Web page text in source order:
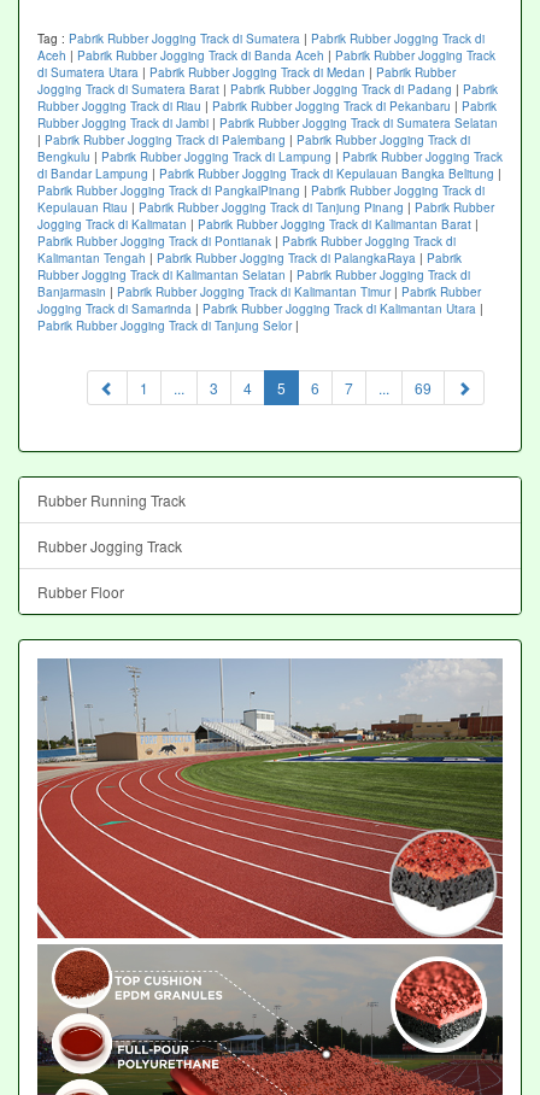
Tag : Pabrik Rubber Jogging Track di Sumatera | Pabrik Rubber Jogging Track di
Aceh | Pabrik Rubber Jogging Track di Banda Aceh | Pabrik Rubber Jogging Track
di Sumatera Utara | Pabrik Rubber Jogging Track di Medan | Pabrik Rubber
Jogging Track di Sumatera Barat | Pabrik Rubber Jogging Track di Padang | Pabrik
Rubber Jogging Track di Riau | Pabrik Rubber Jogging Track di Pekanbaru | Pabrik
Rubber Jogging Track di Jambi | Pabrik Rubber Jogging Track di Sumatera Selatan
| Pabrik Rubber Jogging Track di Palembang | Pabrik Rubber Jogging Track di
Bengkulu | Pabrik Rubber Jogging Track di Lampung | Pabrik Rubber Jogging Track
di Bandar Lampung | Pabrik Rubber Jogging Track di Kepulauan Bangka Belitung |
Pabrik Rubber Jogging Track di PangkalPinang | Pabrik Rubber Jogging Track di
Kepulauan Riau | Pabrik Rubber Jogging Track di Tanjung Pinang | Pabrik Rubber
Jogging Track di Kalimatan | Pabrik Rubber Jogging Track di Kalimantan Barat |
Pabrik Rubber Jogging Track di Pontianak | Pabrik Rubber Jogging Track di
Kalimantan Tengah | Pabrik Rubber Jogging Track di PalangkaRaya | Pabrik
Rubber Jogging Track di Kalimantan Selatan | Pabrik Rubber Jogging Track di
Banjarmasin | Pabrik Rubber Jogging Track di Kalimantan Timur| Pabrik Rubber
Jogging Track di Samarinda | Pabrik Rubber Jogging Track di Kalimantan Utara |
Pabrik Rubber Jogging Track di Tanjung Selor|
1 ... 3 4 5 (current)
6 7 ... 69
Rubber Running Track
Rubber Jogging Track
Rubber Floor